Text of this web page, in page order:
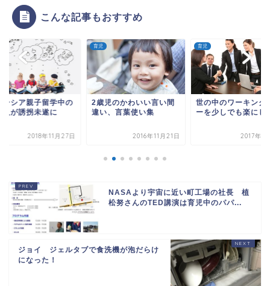
こんな記事もおすすめ
のかわいい言い間
、言葉使い集
2016年11月21日
育児
世の中のワーキングマザ
ーを少しでも楽にしたい
2017年11月5日
育児
子どもにイライラし
方法
2018年8
NASAより宇宙に近い町工場の社長 植
松努さんのTED講演は育児中のパパ...
ジョイ ジェルタブで食洗機が泡だらけ
になった！